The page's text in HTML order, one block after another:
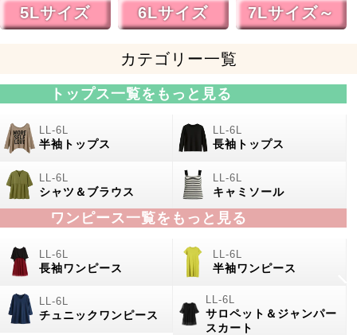
5Lサイズ
6Lサイズ 7Lサイズ～
カテゴリー一覧
トップス一覧をもっと見る
半袖トップス 長袖トップス
シャツ＆ブラウス キャミソール
ワンピース一覧をもっと見る
長袖ワンピース 半袖ワンピース
チュニックワンピース
サロペット＆ジャンパー
スカート